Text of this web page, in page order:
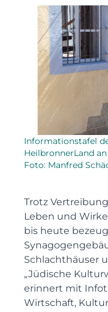
Informationstafel
HeilbronnerLand
Foto: Manfred
Trotz
Leben und
bis heute
Schlachthäuser
„Jüdische
erinnert mit
Wirtschaft,